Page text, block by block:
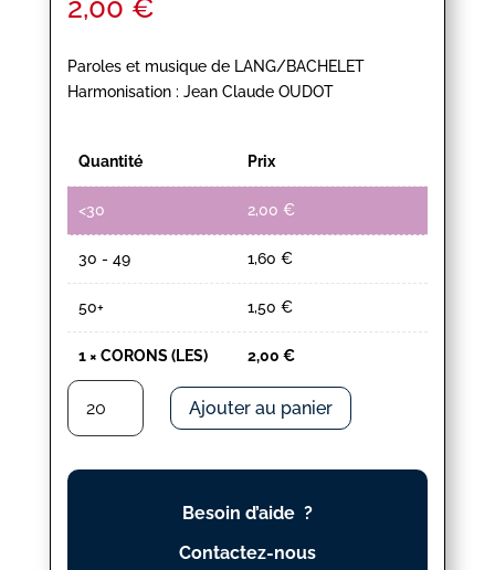
2,00 €
Paroles et musique de LANG/BACHELET
Harmonisation : Jean Claude OUDOT
Quantité Prix
<30 2,00 €
30 - 49 1,60 €
50+ 1,50 €
1× CORONS (LES) 2,00 €
quantité
CORONS
(LES)
Ajouter au panier
Besoin d’aide ?
Contactez-nous